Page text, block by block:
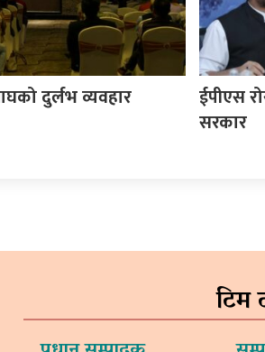
दुर्लभ व्यवहार
ईपीएस
सरकार
टिम